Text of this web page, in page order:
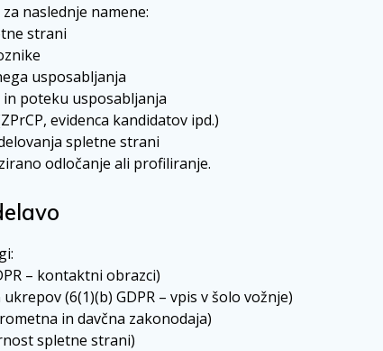
naslednje namene:
strani
usposabljanja
poteku usposabljanja
evidenca kandidatov ipd.)
spletne strani
odločanje ali profiliranje.
– kontaktni obrazci)
(6(1)(b) GDPR – vpis v šolo vožnje)
in davčna zakonodaja)
spletne strani)